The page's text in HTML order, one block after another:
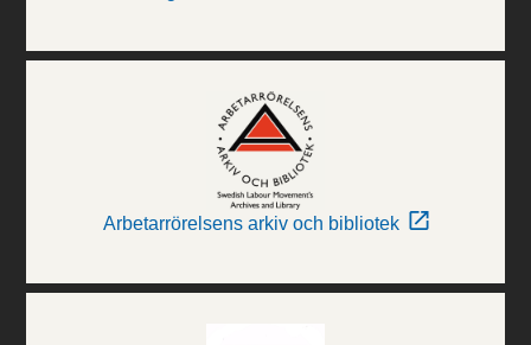
Arbetarrörelsens arkiv och bibliotek